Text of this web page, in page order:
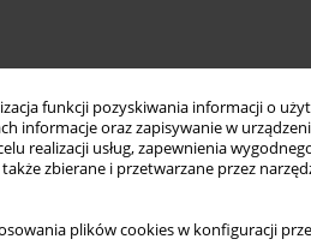
funkcji pozyskiwania informacji o
informacje oraz zapisywanie w
realizacji usług, zapewnienia
także zbierane i przetwarzane przez
plików cookies w konfiguracji